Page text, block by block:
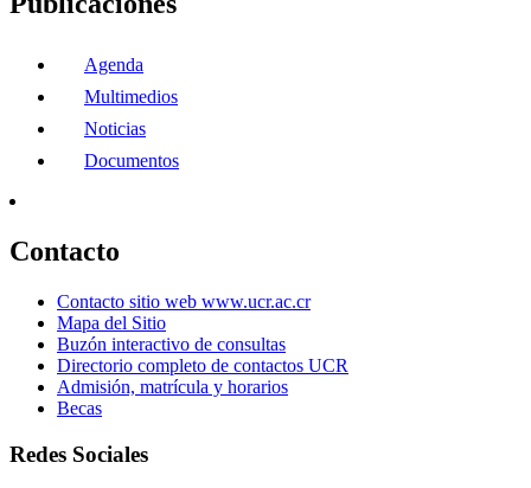
Agenda
Multimedios
Noticias
Documentos
Contacto
Contacto sitio web www.ucr.ac.cr
Mapa del Sitio
Buzón interactivo de consultas
Directorio completo de contactos UCR
Admisión, matrícula y horarios
Becas
Redes Sociales